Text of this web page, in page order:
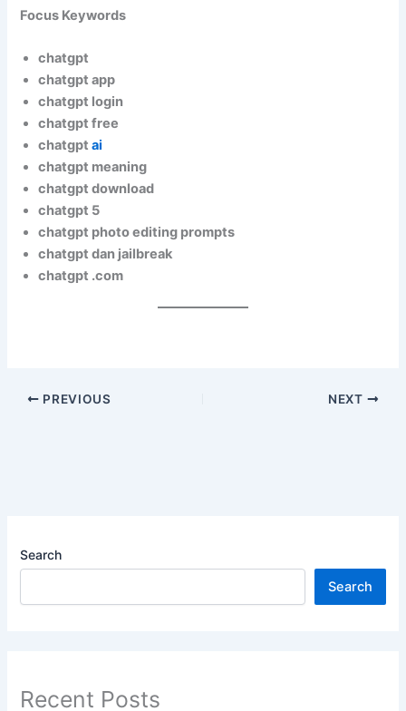
Focus Keywords
chatgpt
chatgpt app
chatgpt login
chatgpt free
chatgptai
chatgpt meaning
chatgpt download
chatgpt 5
chatgpt photo editing prompts
chatgpt dan jailbreak
chatgpt .com
PREVIOUS NEXT
Search
Search
Recent Posts